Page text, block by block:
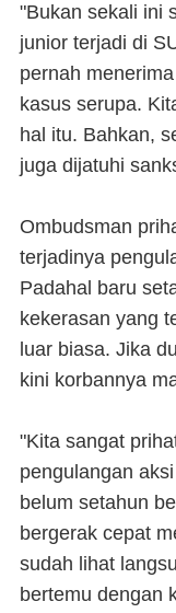
"Bukan sekali ini
junior terjadi di
pernah
kasus serupa.
hal itu. Bahkan,
juga dijatuhi
Ombudsman
terjadinya
Padahal baru
kekerasan yang
luar biasa. Jika
kini korbannya
"Kita sangat
pengulangan
belum setahun
bergerak cepat
sudah lihat
bertemu dengan